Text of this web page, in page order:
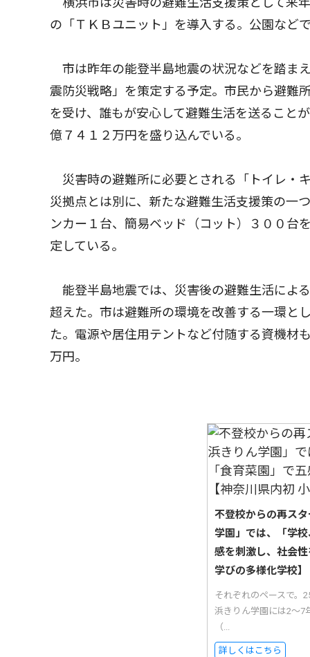
の「ＴＫＢユニット」を導入する。公園など
市は昨年の能登半島地震の状況などを踏ま
震防災戦略」を策定する予定。市民から避難
を受け、誰もが安心して避難生活を送ること
億７４１２万円を盛り込んでいる。
災害時の避難所に必要とされる「トイレ・
災拠点とは別に、新たな避難生活支援策の一
ンカー１台、簡易ベッド（コット）３００台
定している。
能登半島地震では、災害後の避難生活によ
超えた。市は避難所の環境を改善する一環と
た。電源や居住用テントなど付随する資機材
万円。
不登校からの再ス
学園」では、「学
感を刺激し、社会
学びの多様化学校】
それぞれのペースで。
浜きりん学園には2〜7
（...
詳しくはこちら